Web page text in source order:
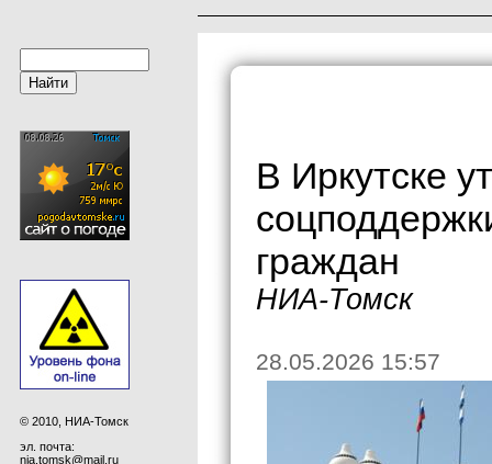
© 2010, НИА-Томск
эл. почта:
nia.tomsk@mail.ru
В Иркутске
граждан
НИА-Томск
28.05.2026 15:57